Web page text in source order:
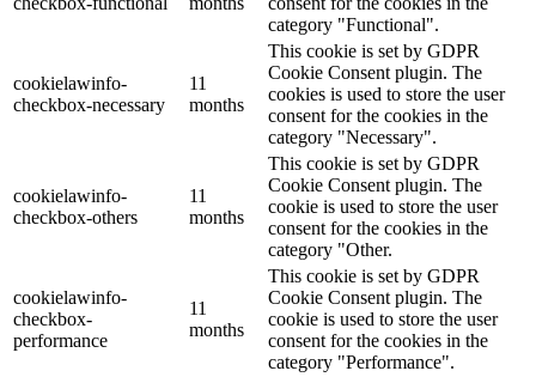
category "Functional".
cookielawinfo-
checkbox-necessary
11
months
This cookie is set by GDPR
Cookie Consent plugin. The
cookies is used to store the user
consent for the cookies in the
category "Necessary".
cookielawinfo-
checkbox-others
11
months
This cookie is set by GDPR
Cookie Consent plugin. The
cookie is used to store the user
consent for the cookies in the
category "Other.
cookielawinfo-
checkbox-
performance
11
months
This cookie is set by GDPR
Cookie Consent plugin. The
cookie is used to store the user
consent for the cookies in the
category "Performance".